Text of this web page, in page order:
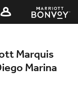
Marquis
Marina